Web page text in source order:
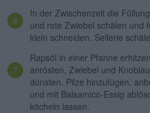
In der Zwischenzeit die
und rote Zwiebel schälen und
klein schneiden. Sellerie
Rapsöl in einer Pfanne
anrösten, Zwiebel und
dünsten. Pilze hinzufügen,
und mit Balsamico-Essig
köcheln lassen.